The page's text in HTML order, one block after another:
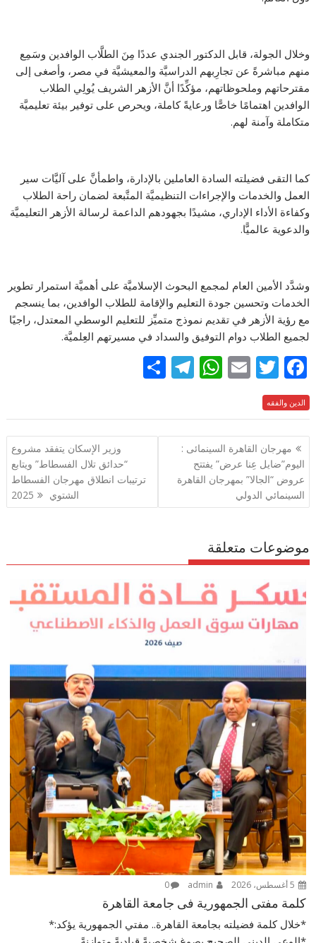
وخلال الجولة، قابل الدكتور الجندي عددًا مِنَ الطلَّاب الوافدين وسَمِع
منهم مباشرةً عن تجارِبهم الدراسيَّة والمعيشيَّة في مصر، وأصغى إلى
مقترحاتهم وملحوظاتهم، مؤكِّدًا أنَّ الأزهر الشريف يُولِي الطلاب
الوافدين اهتمامًا خاصًّا ورعايةً كاملة، ويحرص على توفير بيئة تعليميَّة
متكاملة وآمنة لهم.
كما التقى فضيلته السادة العاملين بالإدارة، واطمأنَّ على آليَّات سير
العمل والخدمات والإجراءات التنظيميَّة المتَّبعة لضمان راحة الطلاب
وكفاءة الأداء الإداري، مشيدًا بجهودهم الداعمة لرسالة الأزهر التعليميَّة
والدعوية عالميًّا.
وشدَّد الأمين العام لمجمع البحوث الإسلاميَّة على أهميَّة استمرار تطوير
الخدمات وتحسين جودة التعليم والإقامة للطلاب الوافدين، بما ينسجم
مع رؤية الأزهر في تقديم نموذج متميِّز للتعليم الوسطي المعتدل، راجيًا
لجميع الطلاب دوام التوفيق والسداد في مسيرتهم العِلميَّة.
F
ac
e
b
o
o
k
T
itt
er
E
ai
l
W
at
s
A
p
p
T
e
gr
ar
e
الدين والفقه
تصفّح
المقالات
مهرجان القاهرة السينمائى :
اليوم”ضايل عِنا عرض” يفتتح
عروض “الجالا” بمهرجان القاهرة
السينمائي الدولي
وزير الإسكان يتفقد مشروع
“حدائق تلال الفسطاط” ويتابع
ترتيبات انطلاق مهرجان الفسطاط
الشتوي 2025
موضوعات متعلقة
0
كلمة مفتى الجمهورية فى جامعة القاهرة
*خلال كلمة فضيلته بجامعة القاهرة.. مفتي الجمهورية يؤكد:*